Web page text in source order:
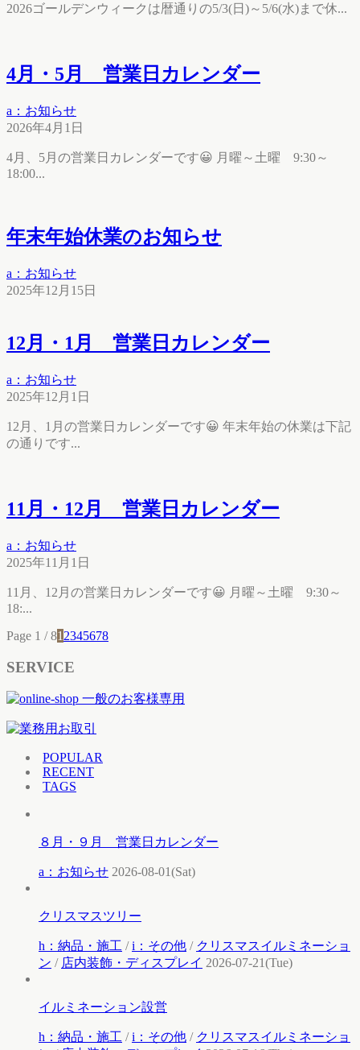
2026ゴールデンウィークは暦通りの5/3(日)～5/6(水)まで休...
4月・5月 営業日カレンダー
a：お知らせ
2026年4月1日
4月、5月の営業日カレンダーです😀 月曜～土曜 9:30～
18:00...
年末年始休業のお知らせ
a：お知らせ
2025年12月15日
12月・1月 営業日カレンダー
a：お知らせ
2025年12月1日
12月、1月の営業日カレンダーです😀 年末年始の休業は下記
の通りです...
11月・12月 営業日カレンダー
a：お知らせ
2025年11月1日
11月、12月の営業日カレンダーです😀 月曜～土曜 9:30～
18:...
Page 1 / 81 2345678
SERVICE
POPULAR
RECENT
TAGS
８月・９月 営業日カレンダー
a：お知らせ 2026-08-01(Sat)
クリスマスツリー
h：納品・施工 /i：その他 / クリスマスイルミネーショ
ン / 店内装飾・ディスプレイ 2026-07-21(Tue)
イルミネーション設営
h：納品・施工 /i：その他 / クリスマスイルミネーショ